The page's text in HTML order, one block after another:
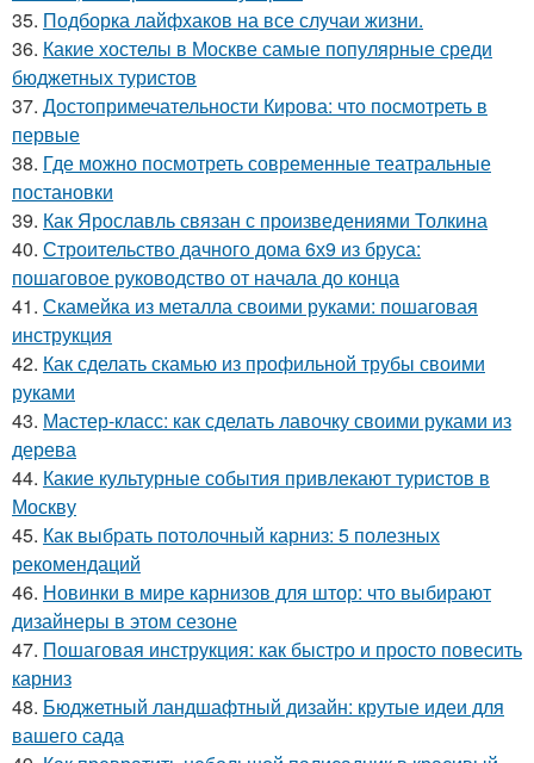
35. Подборка лайфхаков на все случаи жизни.
36. Какие хостелы в Москве самые популярные среди
бюджетных туристов
37. Достопримечательности Кирова: что посмотреть в
первые
38. Где можно посмотреть современные театральные
постановки
39. Как Ярославль связан с произведениями Толкина
40. Строительство дачного дома 6х9 из бруса:
пошаговое руководство от начала до конца
41. Скамейка из металла своими руками: пошаговая
инструкция
42. Как сделать скамью из профильной трубы своими
руками
43. Мастер-класс: как сделать лавочку своими руками из
дерева
44. Какие культурные события привлекают туристов в
Москву
45. Как выбрать потолочный карниз: 5 полезных
рекомендаций
46. Новинки в мире карнизов для штор: что выбирают
дизайнеры в этом сезоне
47. Пошаговая инструкция: как быстро и просто повесить
карниз
48. Бюджетный ландшафтный дизайн: крутые идеи для
вашего сада